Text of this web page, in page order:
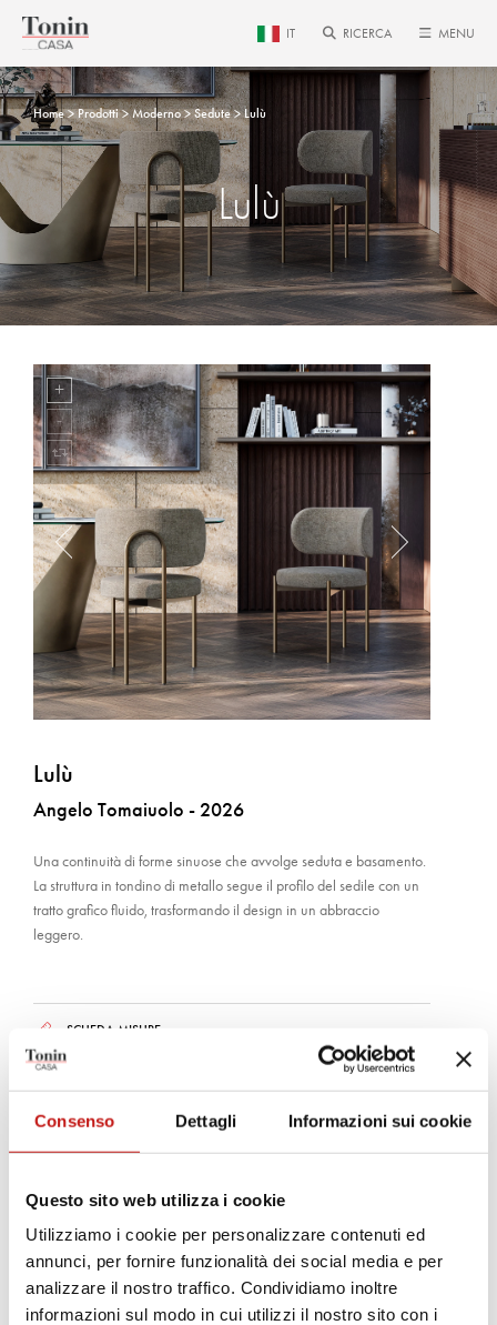
Consenso Dettagli Informazioni sui cookie
Questo sito web utilizza i cookie
Utilizziamo i cookie per personalizzare contenuti ed
annunci, per fornire funzionalità dei social media e per
analizzare il nostro traffico. Condividiamo inoltre
informazioni sul modo in cui utilizzi il nostro sito con i
IT RICERCA MENU
Home Prodotti Moderno Sedute Lulù
Lulù
Lulù
Angelo Tomaiuolo - 2026
Una continuità di forme sinuose che avvolge seduta e basamento.
La struttura in tondino di metallo segue il profilo del sedile con un
tratto grafico fluido, trasformando il design in un abbraccio
leggero.
SCHEDA MISURE
Finiture
GRIGIO CARBONE BRONZO PIETRA
Rivestimenti